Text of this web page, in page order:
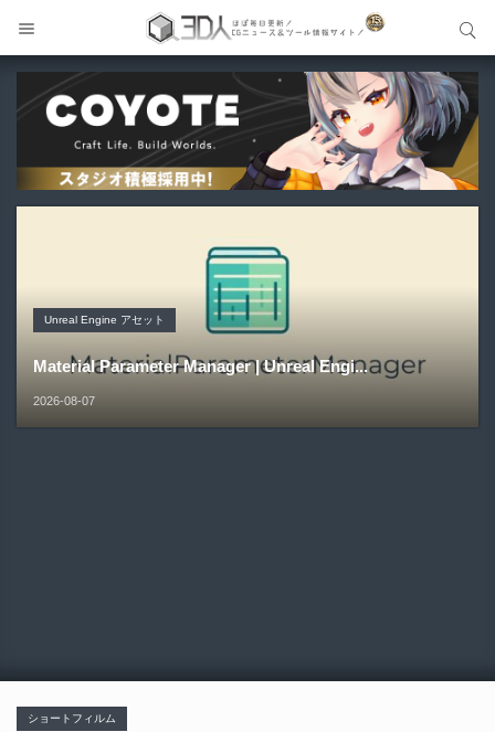
Unreal Engine アセット
Material Parameter Manager | Unreal Engi...
2026-08-07
Pipe It | 直感的にパイプ形状を構築出来るUnreal Engine
5...
2026-08-05
Directive Utilities | ブループリントライブラリやエディタ
ス...
2026-08-03
Unityエフェクトレシピブック パーツを組み合わせて作れ
る | ktk.kum...
2026-08-03
SiroinoSotai | 完全無料＆CC0 で商用利用OKなVRChat
向け...
2026-08-02
ショートフィルム
サイト内検索